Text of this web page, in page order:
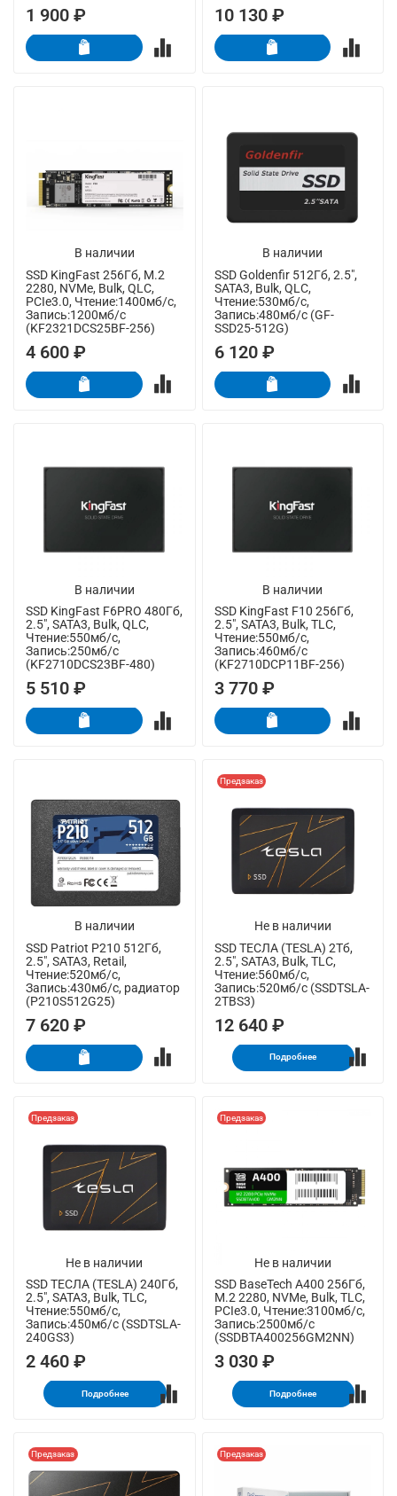
1 900 ₽ 10 130 ₽
В наличии
SSD KingFast 256Гб, M.2
2280, NVMe, Bulk, QLC,
PCIe3.0, Чтение:1400мб/с,
Запись:1200мб/с
(KF2321DCS25BF-256)
4 600 ₽
В наличии
SSD Goldenfir 512Гб, 2.5",
SATA3, Bulk, QLC,
Чтение:530мб/с,
Запись:480мб/с (GF-
SSD25-512G)
6 120 ₽
В наличии
SSD KingFast F6PRO 480Гб,
2.5", SATA3, Bulk, QLC,
Чтение:550мб/с,
Запись:250мб/с
(KF2710DCS23BF-480)
5 510 ₽
В наличии
SSD KingFast F10 256Гб,
2.5", SATA3, Bulk, TLC,
Чтение:550мб/с,
Запись:460мб/с
(KF2710DCP11BF-256)
3 770 ₽
В наличии
SSD Patriot P210 512Гб,
2.5", SATA3, Retail,
Чтение:520мб/с,
Запись:430мб/с, радиатор
(P210S512G25)
7 620 ₽
Не в наличии
Предзаказ
SSD ТЕСЛА (TESLA) 2Тб,
2.5", SATA3, Bulk, TLC,
Чтение:560мб/с,
Запись:520мб/с (SSDTSLA-
2TBS3)
12 640 ₽
Подробнее
Не в наличии
Предзаказ
SSD ТЕСЛА (TESLA) 240Гб,
2.5", SATA3, Bulk, TLC,
Чтение:550мб/с,
Запись:450мб/с (SSDTSLA-
240GS3)
2 460 ₽
Подробнее
Не в наличии
Предзаказ
SSD BaseTech A400 256Гб,
M.2 2280, NVMe, Bulk, TLC,
PCIe3.0, Чтение:3100мб/с,
Запись:2500мб/с
(SSDBTA400256GM2NN)
3 030 ₽
Подробнее
Предзаказ Предзаказ